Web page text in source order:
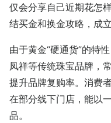
仅会分享自己近期花怎
结买金和换金攻略，成
由于黄金“硬通货”的特
凤祥等传统珠宝品牌，
提升品牌复购率。消费
在部分线下门店，能以
品。